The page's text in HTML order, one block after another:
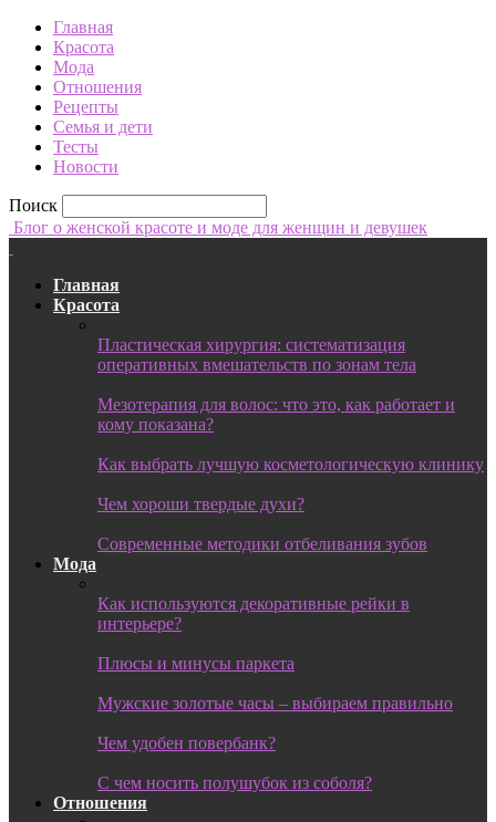
Главная
Красота
Мода
Отношения
Рецепты
Семья и дети
Тесты
Новости
Поиск
Блог о женской красоте и моде для женщин и девушек
Главная
Красота
Пластическая хирургия: систематизация
оперативных вмешательств по зонам тела
Мезотерапия для волос: что это, как работает и
кому показана?
Как выбрать лучшую косметологическую клинику
Чем хороши твердые духи?
Современные методики отбеливания зубов
Мода
Как используются декоративные рейки в
интерьере?
Плюсы и минусы паркета
Мужские золотые часы – выбираем правильно
Чем удобен повербанк?
С чем носить полушубок из соболя?
Отношения